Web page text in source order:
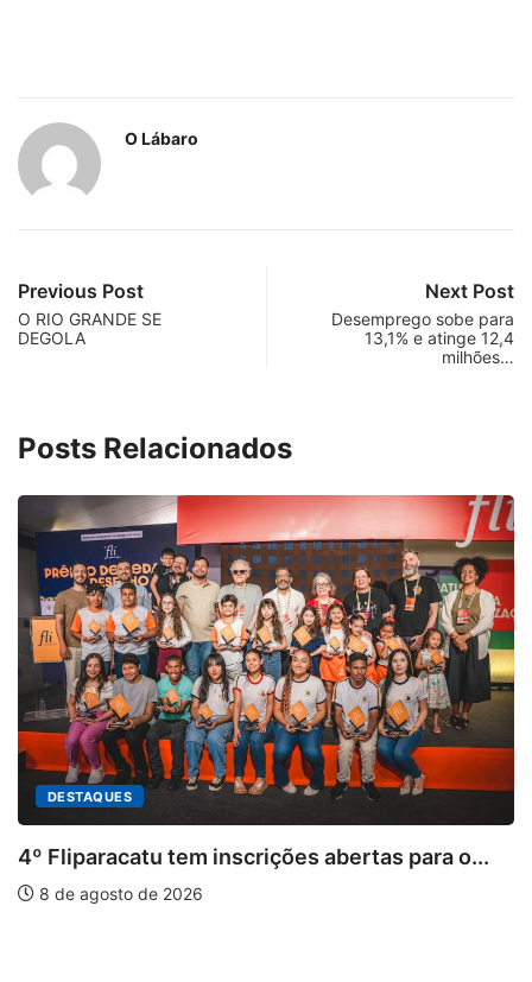
O Lábaro
Previous Post
O RIO GRANDE SE
DEGOLA
Next Post
Desemprego sobe para
13,1% e atinge 12,4
milhões…
Posts Relacionados
tem inscrições abertas para o...
2026